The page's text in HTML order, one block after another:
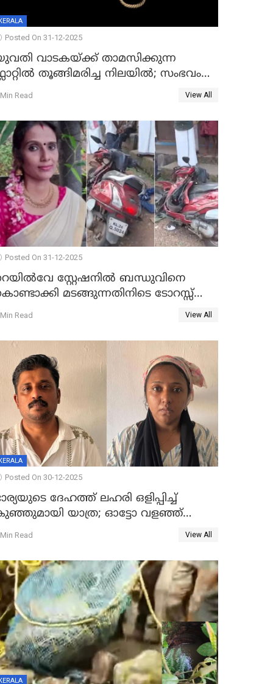
KERALA
Posted On 31-12-2025
വാടകയ്ക്ക് താമസിക്കുന്ന
തൂങ്ങിമരിച്ച നിലയില്‍; സംഭവം
Read View All
Posted On 31-12-2025
സ്റ്റേഷനിൽ ബന്ധുവിനെ
മടങ്ങുന്നതിനിടെ ടോറസ്സ്
സ്കൂട്ടറിൽ ഇടിച്ചു : യുവതിക്ക്
Read View All
KERALA
Posted On 30-12-2025
ദേഹത്ത് ലഹരി ഒളിപ്പിച്ച്
യാത്ര; ഓട്ടോ വളഞ്ഞ്
പിടികൂടി പൊലീസ്
Read View All
KERALA